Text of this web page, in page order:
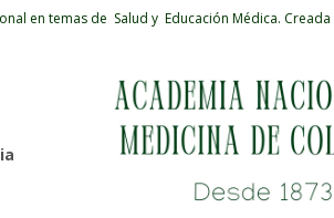
en temas de Salud y Educación Médica.